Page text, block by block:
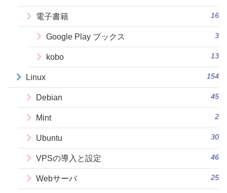
電子書籍 16
Google Play ブックス 3
kobo 13
Linux 154
Debian 45
Mint 2
Ubuntu 30
VPSの導入と設定 46
Webサーバ 25